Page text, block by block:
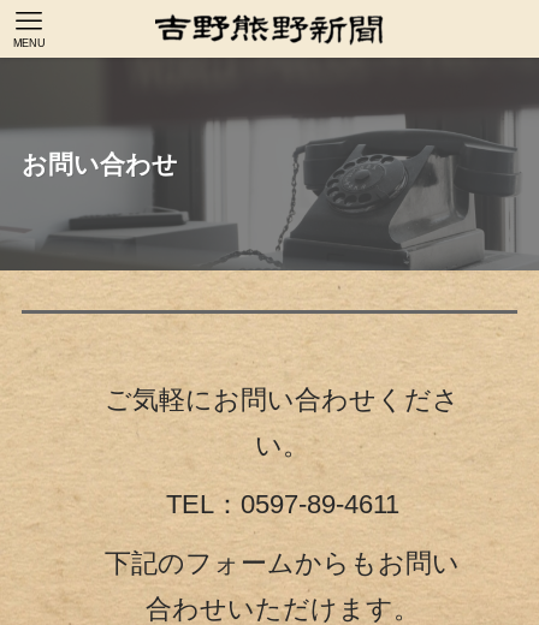
MENU
お問い合わせ
ご気軽にお問い合わせくださ
い。
TEL：0597-89-4611
下記のフォームからもお問い
合わせいただけます。